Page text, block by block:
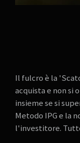
Il fulcro è la
acquista e non si
insieme se si
Metodo IPG e la
l'investitore.